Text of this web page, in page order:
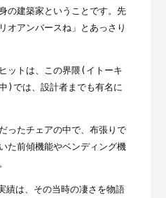
の建築家ということです。先
オアンバースね」とあっさり
ットは、この界隈(イトーキ
)では、設計者までも有名に
ったチェアの中で、布張りで
た前傾機能やベンディング機
績は、その当時の凄さを物語